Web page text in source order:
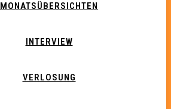
MONATSÜBERSICHTEN
INTERVIEW
VERLOSUNG